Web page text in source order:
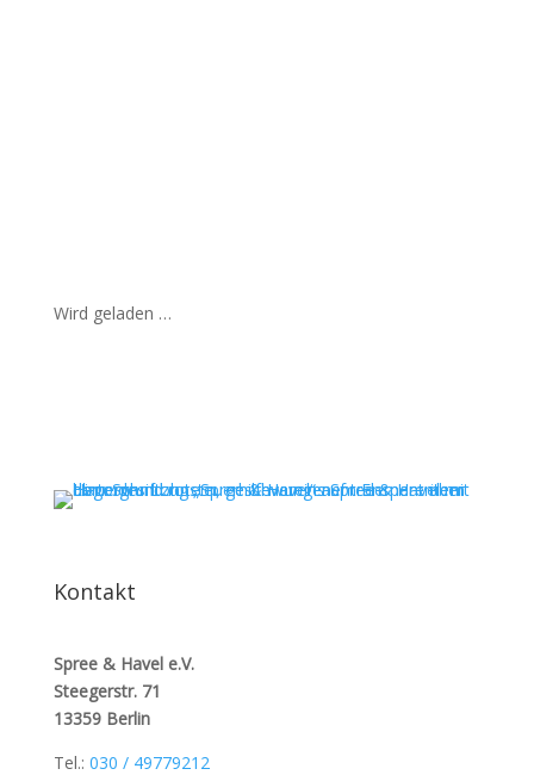
Wird geladen …
Kontakt
Spree & Havel e.V.
Steegerstr. 71
13359 Berlin
Tel.: 030 / 49779212